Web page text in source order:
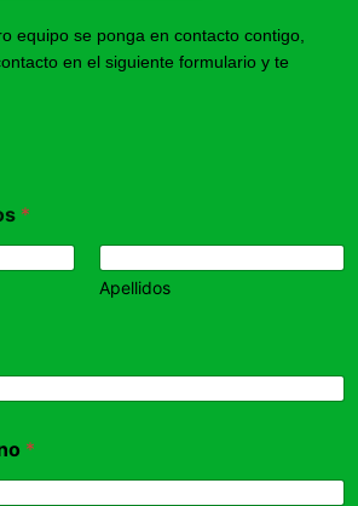
equipo se ponga en contacto contigo,
en el siguiente formulario y te
*
Apellidos
*